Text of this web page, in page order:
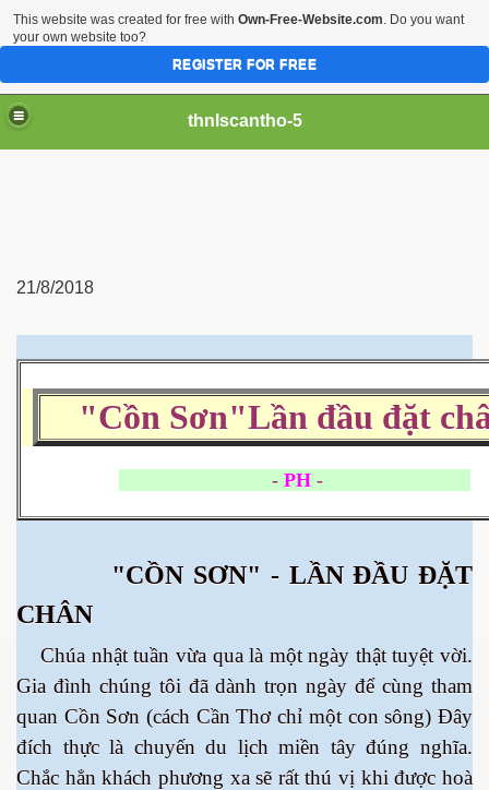
thnlscantho-5
21/8/2018
"Cồn Sơn"Lần đầu đặt
- PH -
"CỒN SƠN" - LẦN ĐẦU ĐẶT
CHÂN
Chúa nhật tuần vừa qua là một ngày thật tuyệt vời.
Gia đình chúng tôi đã dành trọn ngày để cùng tham
quan Cồn Sơn (cách Cần Thơ chỉ một con sông) Đây
đích thực là chuyến du lịch miền tây đúng nghĩa.
Chắc hẳn khách phương xa sẽ rất thú vị khi được hoà
2015
This website was created for free with Own-Free-Website.com. Do you want
your own website too?
REGISTER FOR FREE